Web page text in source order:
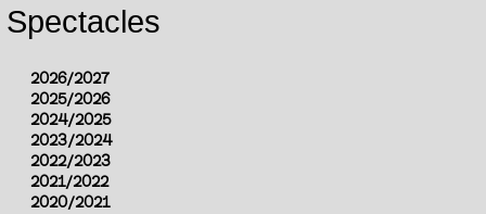
Spectacles
2026/2027
2025/2026
2024/2025
2023/2024
2022/2023
2021/2022
2020/2021